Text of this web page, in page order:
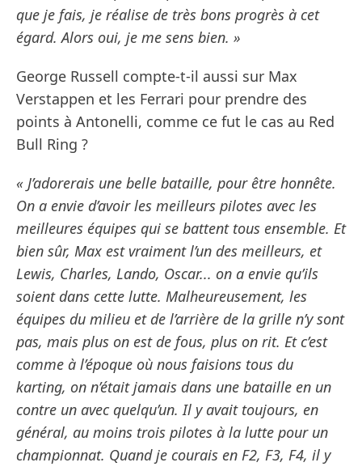
que je fais, je réalise de très bons progrès à cet
égard. Alors oui, je me sens bien. »
George Russell compte-t-il aussi sur Max
Verstappen et les Ferrari pour prendre des
points à Antonelli, comme ce fut le cas au Red
Bull Ring ?
« J’adorerais une belle bataille, pour être honnête.
On a envie d’avoir les meilleurs pilotes avec les
meilleures équipes qui se battent tous ensemble. Et
bien sûr, Max est vraiment l’un des meilleurs, et
Lewis, Charles, Lando, Oscar... on a envie qu’ils
soient dans cette lutte. Malheureusement, les
équipes du milieu et de l’arrière de la grille n’y sont
pas, mais plus on est de fous, plus on rit. Et c’est
comme à l’époque où nous faisions tous du
karting, on n’était jamais dans une bataille en un
contre un avec quelqu’un. Il y avait toujours, en
général, au moins trois pilotes à la lutte pour un
championnat. Quand je courais en F2, F3, F4, il y